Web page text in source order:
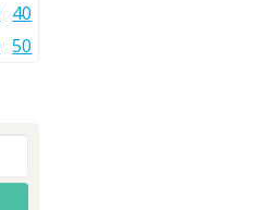
40
50